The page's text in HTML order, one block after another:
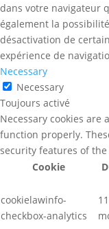
dans votre navigateur
également la
désactivation de
expérience de
Necessary
Necessary
Toujours activé
Necessary cookies
function properly.
security features of
Cookie
cookielawinfo-
checkbox-analytics
11